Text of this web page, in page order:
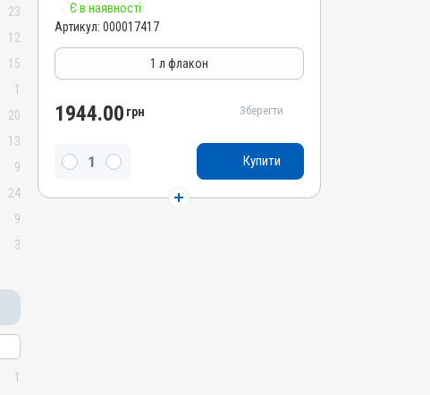
23
12
15
1
20
13
9
24
9
3
1
АВ-09474-01-21
Групи препаратів
Кокцидіостатики, Антипротозойні
Лікарська форма
Види тварин
Гуси, Качки, Індики, Кури
Є в наявності
Артикул: 000017417
1 л флакон
1944.00 грн Зберегти
Купити